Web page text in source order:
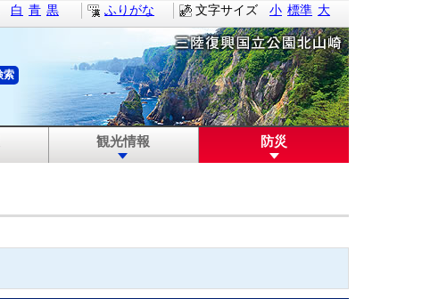
文字サイズ 小 標準 大
白 青 黒 ふりがな
観光情報 防災